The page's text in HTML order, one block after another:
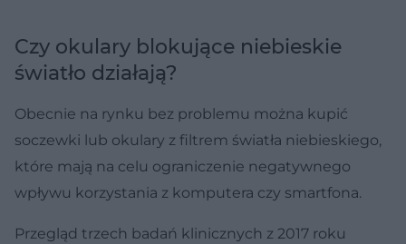
Czy okulary blokujące niebieskie
światło działają?
Obecnie na rynku bez problemu można kupić
soczewki lub okulary z filtrem światła niebieskiego,
które mają na celu ograniczenie negatywnego
wpływu korzystania z komputera czy smartfona.
Przegląd trzech badań klinicznych z 2017 roku